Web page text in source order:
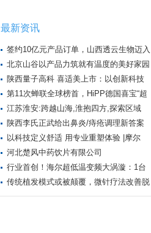
最新资讯
签约10亿元产品订单，山西透云生物迈入
北京山谷以产品力筑就有温度的美好家园
陕西量子高科 喜适美上市：以创新科技
第11次蝉联全球榜首，HiPP德国喜宝“超
江苏淮安:跨越山海,淮抱四方,探索区域
陕西李氏正武给出鼻炎/痔疮调理新答案
以科技定义舒适 用专业重塑体验 |摩尔
河北楚风中药饮片有限公司
行业首创！海尔超低温变频大涡漩：1台
传统植发模式或被颠覆，微针疗法改善脱